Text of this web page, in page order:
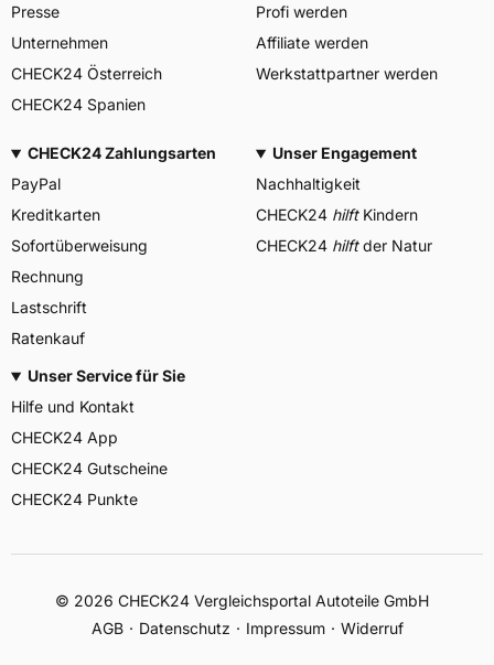
Presse
Unternehmen
CHECK24 Österreich
CHECK24 Spanien
Profi werden
Affiliate werden
Werkstattpartner werden
CHECK24 Zahlungsarten
PayPal
Kreditkarten
Sofortüberweisung
Rechnung
Lastschrift
Ratenkauf
Unser Engagement
Nachhaltigkeit
CHECK24 hilftKindern
CHECK24 hilftder Natur
Unser Service für Sie
Hilfe und Kontakt
CHECK24 App
CHECK24 Gutscheine
CHECK24 Punkte
© 2026 CHECK24 Vergleichsportal Autoteile GmbH
AGB
Datenschutz Impressum Widerruf